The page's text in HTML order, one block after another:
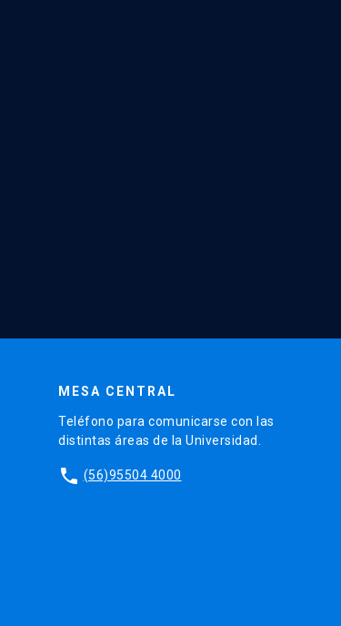
MESA CENTRAL
Teléfono para comunicarse con las
distintas áreas de la Universidad.
phone (56)95504 4000